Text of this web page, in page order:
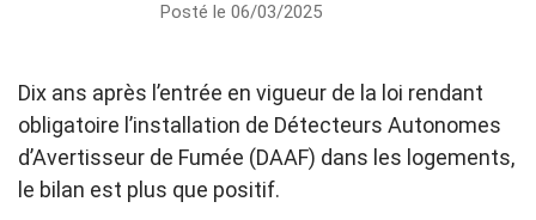
Posté le 06/03/2025
Dix ans après l’entrée en vigueur de la loi rendant
obligatoire l’installation de Détecteurs Autonomes
d’Avertisseur de Fumée (DAAF) dans les logements,
le bilan est plus que positif.